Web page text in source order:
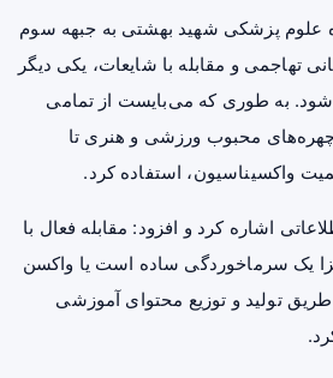
علوم پزشکی شهید بهشتی به جبهه سوم
تهاجمی و مقابله با شایعات، یکی دیگر
به طوری که می‌بایست از تمامی
محبوب ورزشی و هنری تا
واکسیناسیون، استفاده کرد.
اشاره کرد و افزود: مقابله فعال با
یک سرماخوردگی ساده است یا واکسن
تولید و توزیع محتوای آموزشی